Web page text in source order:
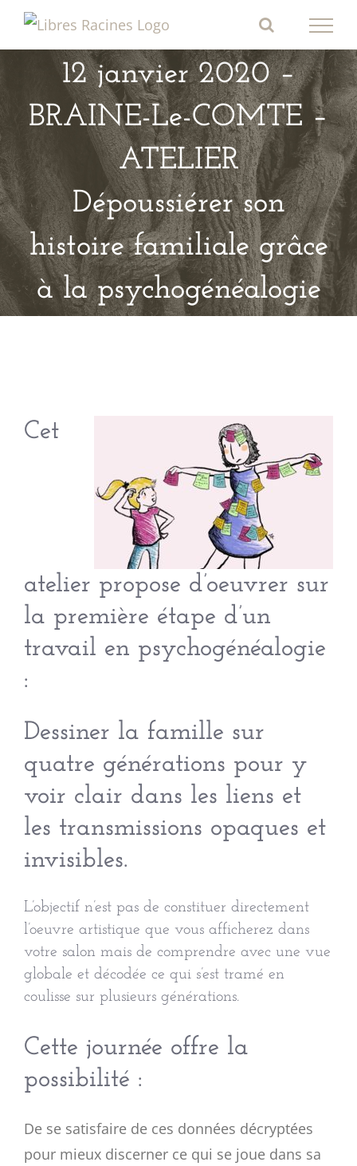
Passer
12 janvier 2020 –
BRAINE-Le-COMTE –
ATELIER
Dépoussiérer son
histoire familiale grâce
à la psychogénéalogie
Cet
atelier propose d’oeuvrer sur
la première étape d’un
travail en psychogénéalogie
:
Dessiner la famille sur
quatre générations pour y
voir clair dans les liens et
les transmissions opaques et
invisibles.
L’objectif n’est pas de constituer directement
l’oeuvre artistique que vous afficherez dans
votre salon mais de comprendre avec une vue
globale et décodée ce qui s’est tramé en
coulisse sur plusieurs générations.
Cette journée offre la
possibilité :
De se satisfaire de ces données décryptées
pour mieux discerner ce qui se joue dans sa